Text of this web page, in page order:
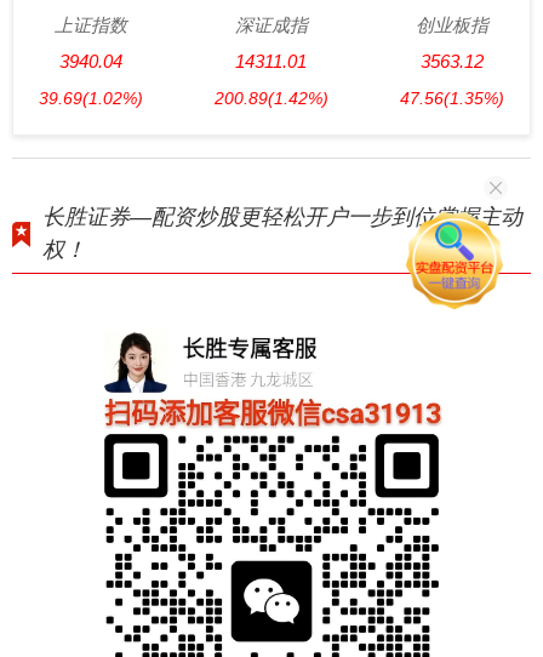
上证指数
3940.04
39.69(1.02%)
深证成指
14311.01
200.89(1.42%)
创业板指
3563.12
47.56(1.35%)
长胜证券—配资炒股更轻松开户一步到位掌握主动
权！